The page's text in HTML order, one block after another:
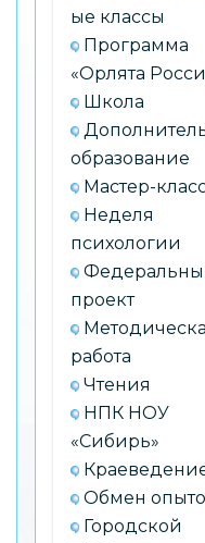
ые классы
Программа
«Орлята
Школа
образование
Мастер-
Неделя
психологии
проект
работа
Чтения
НПК НОУ
«Сибирь»
Обмен
Городской